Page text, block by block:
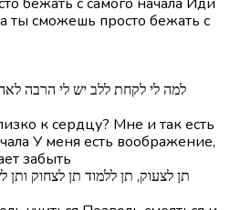
ты сможешь просто бежать с
к сердцу? Мне и так есть
У меня есть воображение,
забыть
תן לצעוק, תן ללמוד תן לצחוק ותן